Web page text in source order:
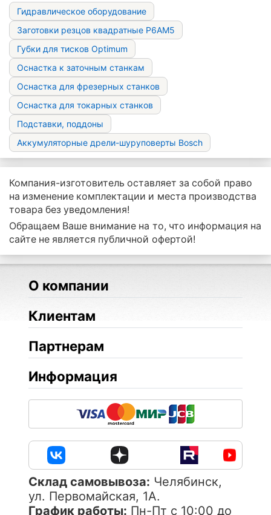
Гидравлическое оборудование
Заготовки резцов квадратные Р6АМ5
Губки для тисков Optimum
Оснастка к заточным станкам
Оснастка для фрезерных станков
Оснастка для токарных станков
Подставки, поддоны
Аккумуляторные дрели-шуруповерты Bosch
Компания-изготовитель оставляет за собой право
на изменение комплектации и места производства
товара без уведомления!
Обращаем Ваше внимание на то, что информация на
сайте не является публичной офертой!
О компании
Клиентам
Партнерам
Информация
Cклад самовывоза: Челябинск,
ул. Первомайская, 1А.
График работы: Пн-Пт с 10:00 до